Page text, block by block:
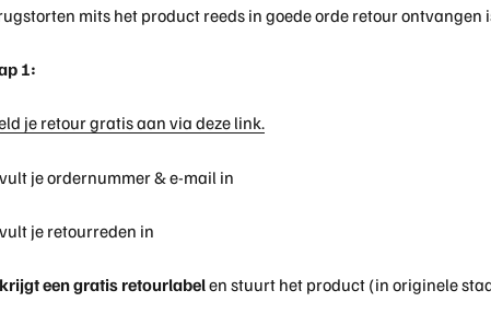
mits het product reeds in goede orde retour ontvangen
1:
je retour gratis aan via deze link.
vult je ordernummer & e-mail in
vult je retourreden in
krijgt een gratis retourlabelen stuurt het product (in originele